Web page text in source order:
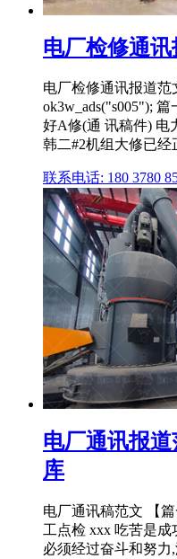
电厂检修通
电厂检修通讯报道范
ok3w_ads("s005");
好A修(通 讯稿件) 电
韩二#2机组大修已经
联系电话: 180 3780
电厂通讯报
库
电厂通讯稿范文 【
工点检 xxx 吃苦是
必须经过奋斗和努力